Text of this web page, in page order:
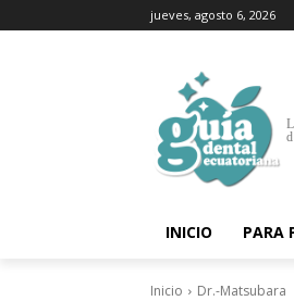
jueves, agosto 6, 2026
INICIO PARA
Inicio Dr.-Matsubara